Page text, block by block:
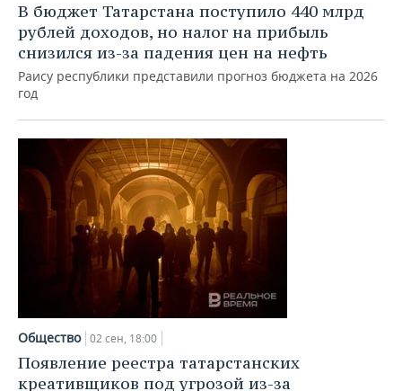
В бюджет Татарстана поступило 440 млрд
рублей доходов, но налог на прибыль
снизился из-за падения цен на нефть
Раису республики представили прогноз бюджета на 2026
год
Общество 02 сен, 18:00
Появление реестра татарстанских
креативщиков под угрозой из-за